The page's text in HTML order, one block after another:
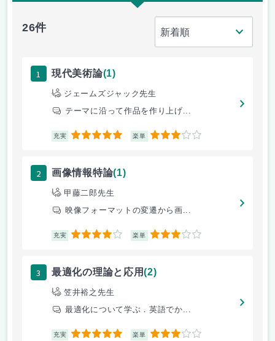
26件
1 現代美術論(1)
ジェームズジャック先生
テーマに沿って作品を作り上げ...
充実 5 楽単 3
2 画像情報特論(1)
甲藤二郎先生
映像フォーマットの変遷から画...
充実 4 楽単 3
3 最適化の理論と応用(2)
笠井裕之先生
最適化について学ぶ．英語でか...
充実 5 楽単 3